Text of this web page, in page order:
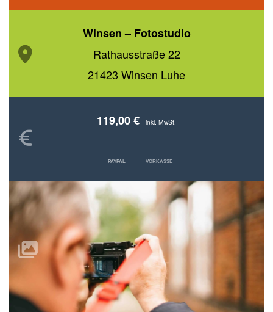
Winsen – Fotostudio
Rathausstraße 22
21423 Winsen Luhe
119,00 € inkl. MwSt.
PAYPAL VORKASSE